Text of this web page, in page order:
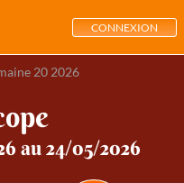
CONNEXION
20 2026
au 24/05/2026